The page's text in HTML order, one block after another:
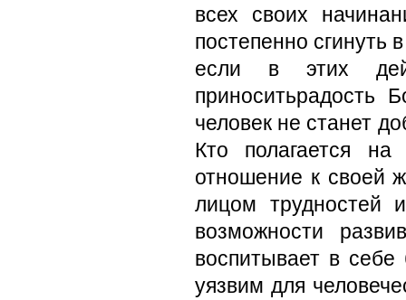
всех своих
постепенно сгинуть
если в этих
приноситьрадость
человек не станет
Кто полагается на
отношение к своей
лицом трудностей
возможности
воспитывает в себе
уязвим для